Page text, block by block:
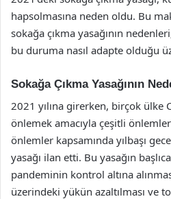
hapsolmasına neden oldu. Bu
sokağa çıkma yasağının
bu duruma nasıl adapte olduğu
Sokağa Çıkma Yasağının
2021 yılına girerken, birçok ülke
önlemek amacıyla çeşitli
önlemler kapsamında yılbaşı
yasağı ilan etti. Bu yasağın
pandeminin kontrol altına
üzerindeki yükün azaltılması ve